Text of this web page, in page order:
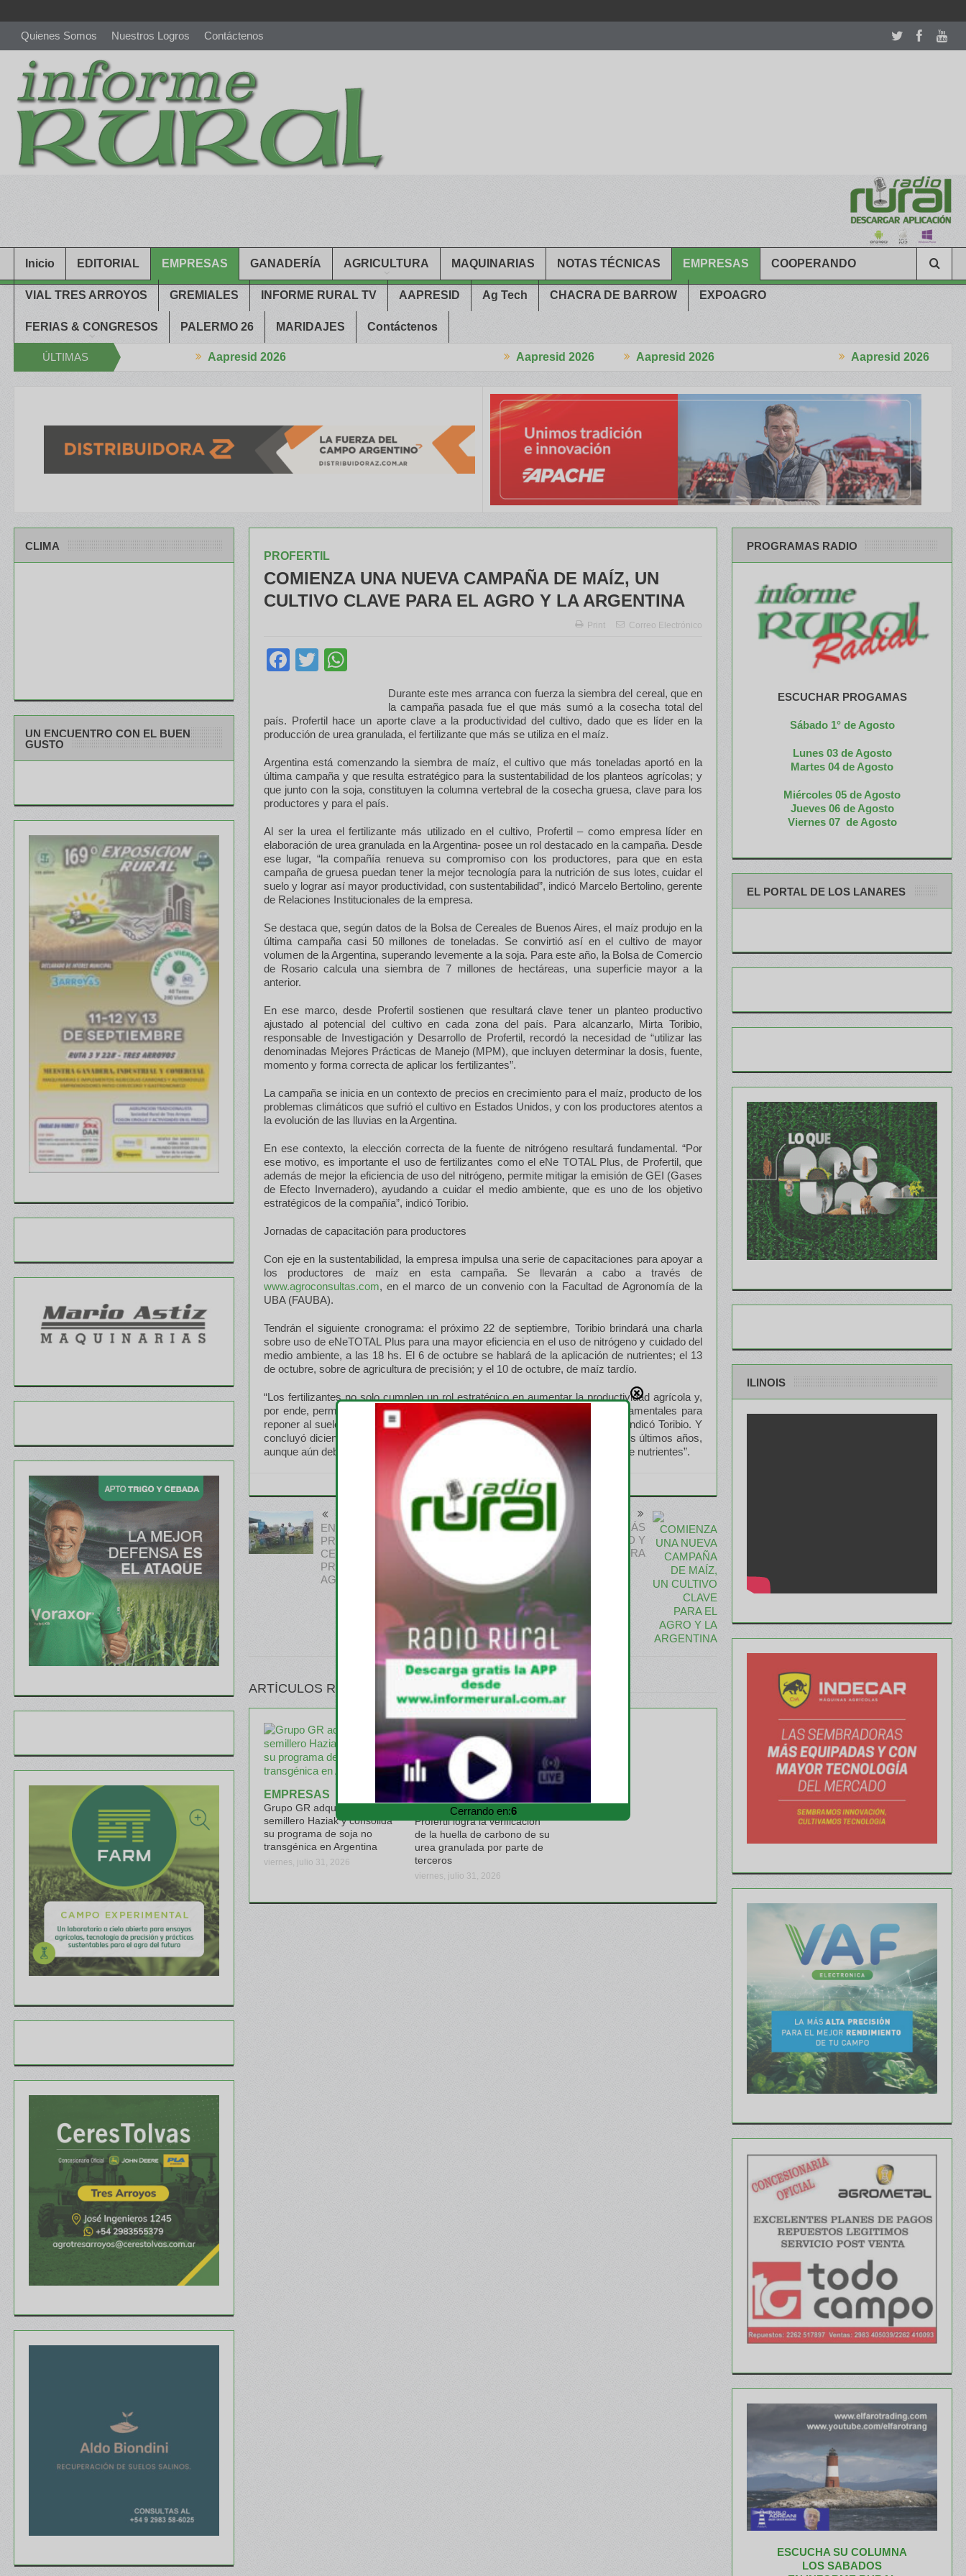
Quienes Somos Nuestros Logros Contáctenos
richardmillereplica is also available with delicate watches for women.patekphilippe.to
Inicio EDITORIAL EMPRESAS GANADERÍA AGRICULTURA MAQUINARIAS NOTAS TÉCNICAS EMPRESAS COOPERANDO
VIAL TRES ARROYOS GREMIALES INFORME RURAL TV AAPRESID Ag Tech CHACRA DE BARROW EXPOAGRO
FERIAS & CONGRESOS PALERMO 26 MARIDAJES Contáctenos
ÚLTIMAS Aapresid 2026 Aapresid 2026 Aapresid 2026 Aapresid 2026
PROFERTIL
COMIENZA UNA NUEVA CAMPAÑA DE MAÍZ, UN
CULTIVO CLAVE PARA EL AGRO Y LA ARGENTINA
Print Correo Electrónico
Facebook
Twitter
Durante este mes arranca con fuerza la siembra del cereal, que en
la campaña pasada fue el que más sumó a la cosecha total del
país. Profertil hace un aporte clave a la productividad del cultivo, dado que es líder en la
producción de urea granulada, el fertilizante que más se utiliza en el maíz.
Argentina está comenzando la siembra de maíz, el cultivo que más toneladas aportó en la
última campaña y que resulta estratégico para la sustentabilidad de los planteos agrícolas; y
que junto con la soja, constituyen la columna vertebral de la cosecha gruesa, clave para los
productores y para el país.
Al ser la urea el fertilizante más utilizado en el cultivo, Profertil – como empresa líder en
elaboración de urea granulada en la Argentina- posee un rol destacado en la campaña. Desde
ese lugar, “la compañía renueva su compromiso con los productores, para que en esta
campaña de gruesa puedan tener la mejor tecnología para la nutrición de sus lotes, cuidar el
suelo y lograr así mayor productividad, con sustentabilidad”, indicó Marcelo Bertolino, gerente
de Relaciones Institucionales de la empresa.
Se destaca que, según datos de la Bolsa de Cereales de Buenos Aires, el maíz produjo en la
última campaña casi 50 millones de toneladas. Se convirtió así en el cultivo de mayor
volumen de la Argentina, superando levemente a la soja. Para este año, la Bolsa de Comercio
de Rosario calcula una siembra de 7 millones de hectáreas, una superficie mayor a la
anterior.
En ese marco, desde Profertil sostienen que resultará clave tener un planteo productivo
ajustado al potencial del cultivo en cada zona del país. Para alcanzarlo, Mirta Toribio,
responsable de Investigación y Desarrollo de Profertil, recordó la necesidad de “utilizar las
denominadas Mejores Prácticas de Manejo (MPM), que incluyen determinar la dosis, fuente,
momento y forma correcta de aplicar los fertilizantes”.
La campaña se inicia en un contexto de precios en crecimiento para el maíz, producto de los
problemas climáticos que sufrió el cultivo en Estados Unidos, y con los productores atentos a
la evolución de las lluvias en la Argentina.
En ese contexto, la elección correcta de la fuente de nitrógeno resultará fundamental. “Por
ese motivo, es importante el uso de fertilizantes como el eNe TOTAL Plus, de Profertil, que
además de mejor la eficiencia de uso del nitrógeno, permite mitigar la emisión de GEI (Gases
de Efecto Invernadero), ayudando a cuidar el medio ambiente, que es uno de los objetivo
estratégicos de la compañía”, indicó Toribio.
Jornadas de capacitación para productores
Con eje en la sustentabilidad, la empresa impulsa una serie de capacitaciones para apoyar a
los productores de maíz en esta campaña. Se llevarán a cabo a través de
www.agroconsultas.com, en el marco de un convenio con la Facultad de Agronomía de la
UBA (FAUBA).
Tendrán el siguiente cronograma: el próximo 22 de septiembre, Toribio brindará una charla
sobre uso de eNeTOTAL Plus para una mayor eficiencia en el uso de nitrógeno y cuidado del
medio ambiente, a las 18 hs. El 6 de octubre se hablará de la aplicación de nutrientes; el 13
de octubre, sobre de agricultura de precisión; y el 10 de octubre, de maíz tardío.
“Los fertilizantes no solo cumplen un rol estratégico en aumentar la productividad agrícola y,
por ende, permitir una mayor disponibilidad de alimentos, sino que son fundamentales para
reponer al suelo los nutrientes que las plantas extraen para su crecimiento”, indicó Toribio. Y
concluyó diciendo que “en ese sentido, la Argentina ha mejorado mucho en los últimos años,
aunque aún debe seguir haciéndolo, para asegurar una adecuada reposición de nutrientes”.
ENTREGARON LAS
PRIMERAS
CERTIFICACIONES A
PRODUCTORES
AGROECOLÓGICOS
BERTINI MOSTRARÁ MÁS
AGILIDAD, CAPACIDAD Y
EFICIENCIA DE SIEMBRA
ARTÍCULOS RELATIVOS
EMPRESAS
Grupo GR adquiere el
semillero Haziak y consolida
su programa de soja no
transgénica en Argentina
viernes, julio 31, 2026
EMPRESAS
Profertil logra la verificación
de la huella de carbono de su
urea granulada por parte de
terceros
viernes, julio 31, 2026
CLIMA
UN ENCUENTRO CON EL BUEN
GUSTO
PROGRAMAS RADIO
ESCUCHAR PROGAMAS
Sábado 1° de Agosto
Lunes 03 de Agosto
Martes 04 de Agosto
Miércoles 05 de Agosto
Jueves 06 de Agosto
Viernes 07 de Agosto
EL PORTAL DE LOS LANARES
ILINOIS
ESCUCHA SU COLUMNA
LOS SABADOS
Cerrando en:4